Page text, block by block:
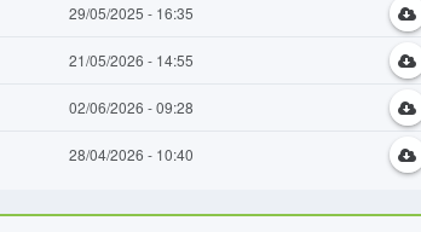
29/05/2025 - 16:35
21/05/2026 - 14:55
02/06/2026 - 09:28
28/04/2026 - 10:40